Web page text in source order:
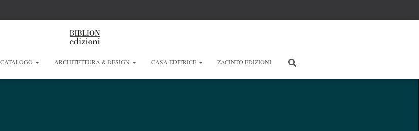
CATALOGO ARCHITETTURA & DESIGN CASA EDITRICE ZACINTO EDIZIONI